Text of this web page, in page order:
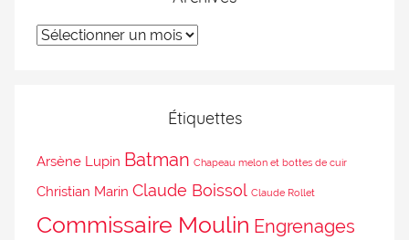
Étiquettes
Arsène Lupin Batman Chapeau melon et bottes de cuir
Christian Marin Claude Boissol Claude Rollet
Commissaire Moulin Engrenages